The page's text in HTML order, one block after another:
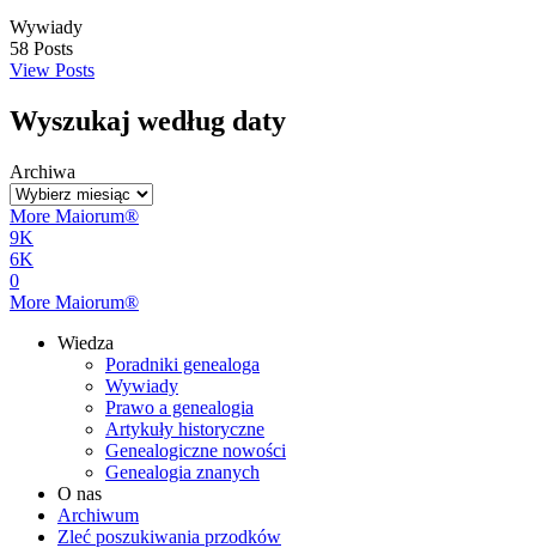
Wywiady
58 Posts
View Posts
Wyszukaj według daty
Archiwa
More Maiorum®
9K
6K
0
More Maiorum®
Wiedza
Poradniki genealoga
Wywiady
Prawo a genealogia
Artykuły historyczne
Genealogiczne nowości
Genealogia znanych
O nas
Archiwum
Zleć poszukiwania przodków